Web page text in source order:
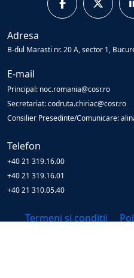
Adresa
B-dul Marasti nr. 20 A, sector 1,
E-mail
Principal: noc.romania@cosr.ro
Secretariat: codruta.chiriac@cosr.ro
Consilier Presedinte/Comunicare:
Telefon
+40 21 319.16.00
+40 21 319.16.01
+40 21 310.05.40
Termeni și condiții